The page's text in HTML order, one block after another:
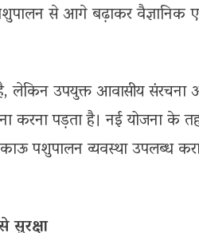
से आगे बढ़ाकर वैज्ञानिक
लेकिन उपयुक्त आवासीय संरचना
करना पड़ता है। नई योजना के
पशुपालन व्यवस्था उपलब्ध